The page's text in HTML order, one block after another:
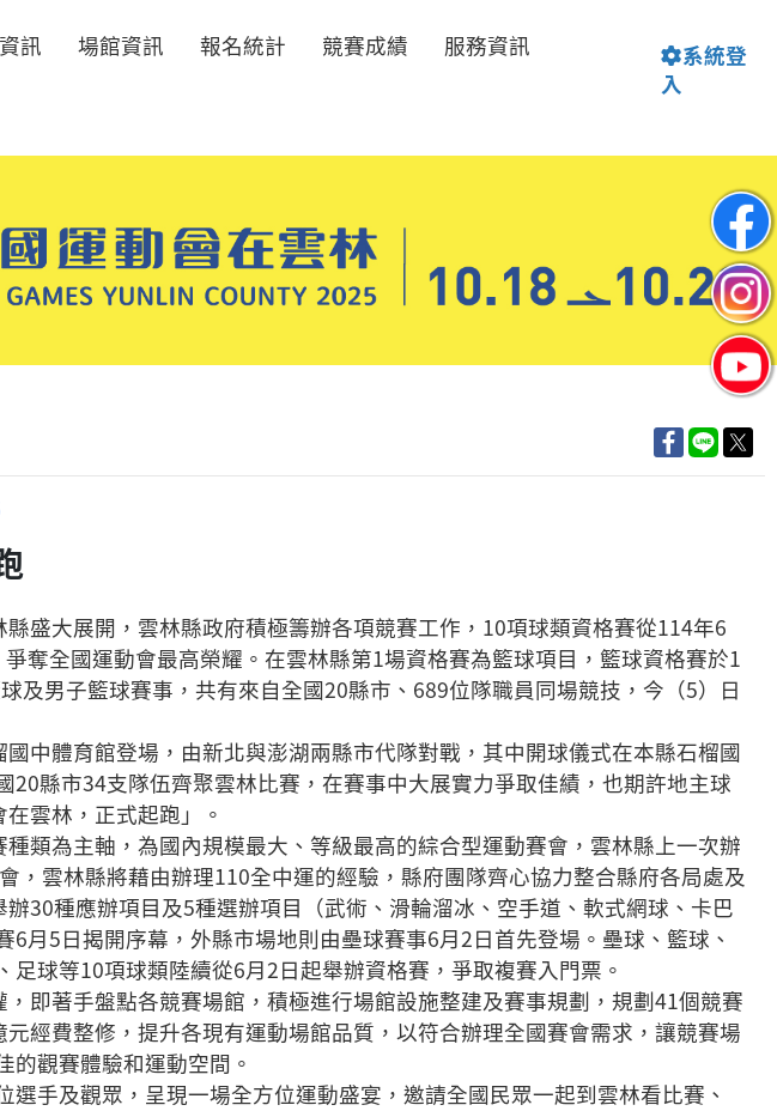
訊 場館資訊 報名統計 競賽成績
服務資訊
系統登
入
盛大展開，雲林縣政府積極籌辦各項競賽工作，10項球類資格賽從114年6
奪全國運動會最高榮耀。在雲林縣第1場資格賽為籃球項目，籃球資格賽於1
及男子籃球賽事，共有來自全國20縣市、689位隊職員同場競技，今（5）日
中體育館登場，由新北與澎湖兩縣市代隊對戰，其中開球儀式在本縣石榴國
縣市34支隊伍齊聚雲林比賽，在賽事中大展實力爭取佳績，也期許地主球
雲林，正式起跑」。
類為主軸，為國內規模最大、等級最高的綜合型運動賽會，雲林縣上一次辦
，雲林縣將藉由辦理110全中運的經驗，縣府團隊齊心協力整合縣府各局處及
30種應辦項目及5種選辦項目（武術、滑輪溜冰、空手道、軟式網球、卡巴
月5日揭開序幕，外縣市場地則由壘球賽事6月2日首先登場。壘球、籃球、
球等10項球類陸續從6月2日起舉辦資格賽，爭取複賽入門票。
即著手盤點各競賽場館，積極進行場館設施整建及賽事規劃，規劃41個競賽
經費整修，提升各現有運動場館品質，以符合辦理全國賽會需求，讓競賽場
的觀賽體驗和運動空間。
手及觀眾，呈現一場全方位運動盛宴，邀請全國民眾一起到雲林看比賽、